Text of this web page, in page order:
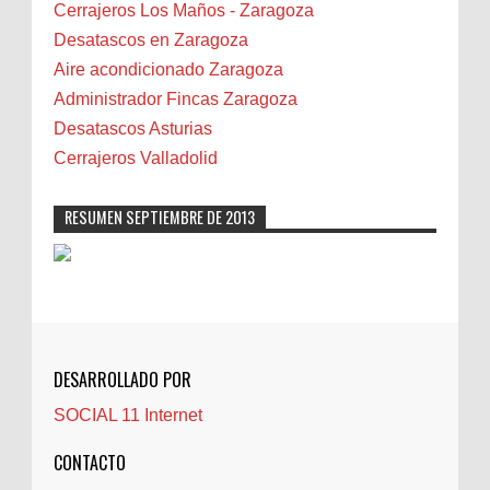
Bilbao
Biota
Camareta
Cáncer
Carmela Sauras
Carnavales
Castellón
Cerrajeros
Cocinas
Comentarios de la afición
Controller Zaragoza
Cerrajeros Los Maños - Zaragoza
Desatascos en Zaragoza
Aire acondicionado Zaragoza
Administrador Fincas Zaragoza
Desatascos Asturias
Cerrajeros Valladolid
RESUMEN SEPTIEMBRE DE 2013
DESARROLLADO POR
SOCIAL 11 Internet
CONTACTO